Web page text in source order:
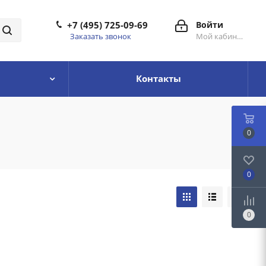
Войти
Мой кабинет
+7 (495) 725-09-69
Заказать звонок
Контакты
0
0
0